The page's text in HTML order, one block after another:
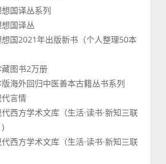
国译丛系列
国译丛
国2021年出版新书（个人整理50本
图书2万册
海外回归中医善本古籍丛书系列
言情
西方学术文库（生活·读书·新知三联
西方学术文库（生活·读书·新知三联